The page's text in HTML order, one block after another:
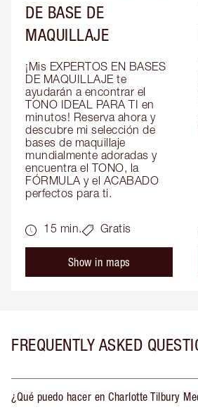
DE BASE DE
MAQUILLAJE
¡Mis EXPERTOS EN BASES
DE MAQUILLAJE te
ayudarán a encontrar el
TONO IDEAL PARA TI en
minutos! Reserva ahora y
descubre mi selección de
bases de maquillaje
mundialmente adoradas y
encuentra el TONO, la
FÓRMULA y el ACABADO
perfectos para ti.
15 min. Gratis
Show in maps
FREQUENTLY ASKED
¿Qué puedo hacer en Charlotte Tilbury